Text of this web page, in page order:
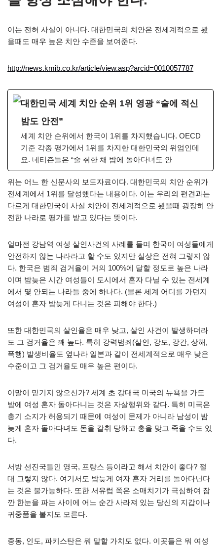
이는 전혀 사실이 아니다. 대한민국의 치안은 전세계적으로 봤
을때도 매우 높은 치안 수준을 보여준다.
http://news.kmib.co.kr/article/view.asp?arcid=0010057787
대한민국 세계 치안 순위 1위 영광 “술에 적신
밤도 안전”
세계 치안 순위에서 한국이 1위를 차지했습니다. OECD
기준 각종 평가에서 1위를 차지한 대한민국의 위엄인데
요. 네티즌들은 “술 취한 채 밤에 돌아다녀도 안
위는 어느 한 신문사의 보도자료이다. 대한민국의 치안 순위가
전세계에서 1위를 달성했다는 내용이다. 이는 우리의 편견과는
다르게 대한민국이 사실 치안이 전세계적으로 봤을때 굉장히 안
전한 나라로 평가를 받고 있다는 뜻이다.
얼마전 강남역 여성 살인사건의 사례를 들며 한국이 여성들에게
안전하지 않는 나라라고 할 수도 있지만 실상은 전혀 그렇지 않
다. 한국은 범죄 검거율이 거의 100%에 달할 정도로 높은 나라
이며 밤늦은 시간 여성들이 도시에서 혼자 다닐 수 있는 전세계
에서 몇 안되는 나라들 중에 하나다. (물론 세계 어디를 가던지
여성이 혼자 밤늦게 다니는 것은 피해야 한다.)
또한 대한민국의 살인율은 매우 낮고, 살인 사건이 발생하더라
도 그 검거율은 꽤 높다. 특히 강력범죄(살인, 강도, 강간, 상해,
폭행) 발생비율도 옆나라 일본과 같이 전세계적으로 매우 낮은
수준이고 그 검거율도 매우 높은 편이다.
이말이 믿기지 않으신가? 세계 초 강대국 미국의 뉴욕을 가도
밤에 여성 혼자 돌아다니는 것은 자살행위와 같다. 특히 미국은
총기 소지가 허용되기 때문에 여성이 문제가 아니라 남성이 밤
늦게 혼자 돌아다녀도 돈을 갈취 당하고 총을 맞고 죽을 수도 있
다.
서방 선진국들인 영국, 프랑스 등이라고 해서 치안이 좋다? 절
대 그렇지 않다. 여기서도 밤늦게 여자 혼자 거리를 돌아다닌다
는 것은 불가능하다. 또한 서유럽 쪽은 소매치기가 극심하여 잠
깐 한눈을 파는 사이에 어느 순간 사라져 있는 당신의 지갑이나
귀중품을 볼지도 모른다.
중동, 인도, 파키스탄은 뭐 말할 가치도 없다. 이곳들은 뭐 여성